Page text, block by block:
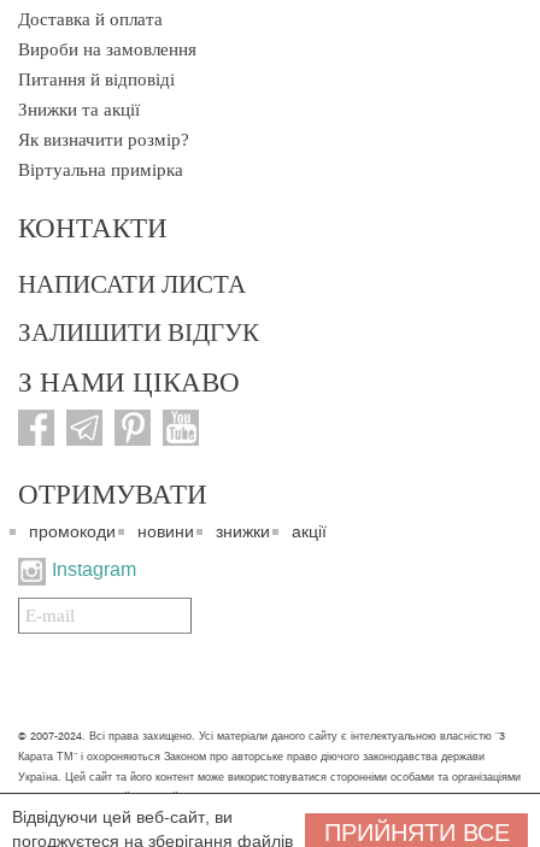
Доставка й оплата
Вироби на замовлення
Питання й відповіді
Знижки та акції
Як визначити розмір?
Віртуальна примірка
КОНТАКТИ
НАПИСАТИ ЛИСТА
ЗАЛИШИТИ ВІДГУК
З НАМИ ЦІКАВО
ОТРИМУВАТИ
промокоди новини знижки акції
Instagram
Подписаться
на
© 2007-2024. Всі права захищено. Усі матеріали даного сайту є інтелектуальною власністю "3
Карата ТМ" і охороняються Законом про авторське право діючого законодавства держави
Україна. Цей сайт та його контент може використовуватися сторонніми особами та організаціями
тільки для некомерційних цілей. Будь-яке завантаження, копіювання, друк та інше використання
матеріалів даного сайту для некомерційних цілей повинно супроводжуватись працюючим
посиланням або іншим зазначенням на джерело.
Відвідуючи цей веб-сайт, ви
погоджуєтеся на зберігання файлів
ПРИЙНЯТИ ВСЕ